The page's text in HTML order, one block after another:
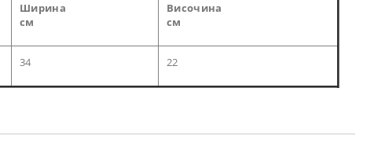
Ширина
см
Височина
см
34 22